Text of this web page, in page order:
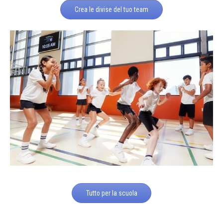
Crea le divise del tuo team
Tutto per la scuola